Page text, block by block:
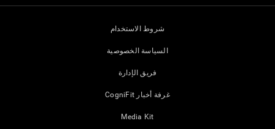
شروط الاستخدام
السياسة الخصوصية
فريق الإدارة
غرفة أخبار CogniFit
Media Kit